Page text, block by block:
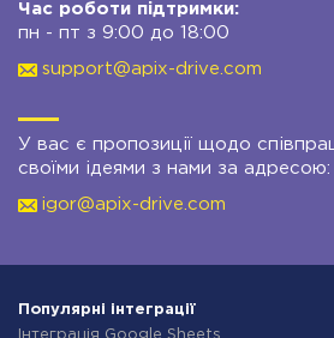
Час роботи підтримки:
пн - пт з 9:00 до 18:00
support@apix-drive.com
У вас є пропозиції щодо
своїми ідеями з нами за адресою:
igor@apix-drive.com
Популярні інтеграції
Інтеграція Google Sheets